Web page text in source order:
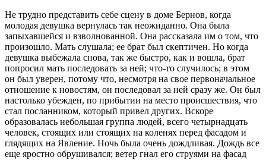
Не трудно представить себе сцену в доме Бернов, когда
молодая девушка вернулась так неожиданно. Она была
запыхавшейся и взволнованной. Она рассказала им о том, что
произошло. Мать слушала; ее брат был скептичен. Но когда
девушка выбежала снова, так же быстро, как и вошла, брат
попросил мать последовать за ней; что-то случилось; в этом
он был уверен, потому что, несмотря на свое первоначальное
отношение к новостям, он последовал за ней сразу же. Он был
настолько убежден, по прибытии на место происшествия, что
стал посланником, который привел других. Вскоре
образовалась небольшая группа людей, всего четырнадцать
человек, стоящих или стоящих на коленях перед фасадом и
глядящих на Явление. Ночь была очень дождливая. Дождь все
еще яростно обрушивался; ветер гнал его струями на фасад